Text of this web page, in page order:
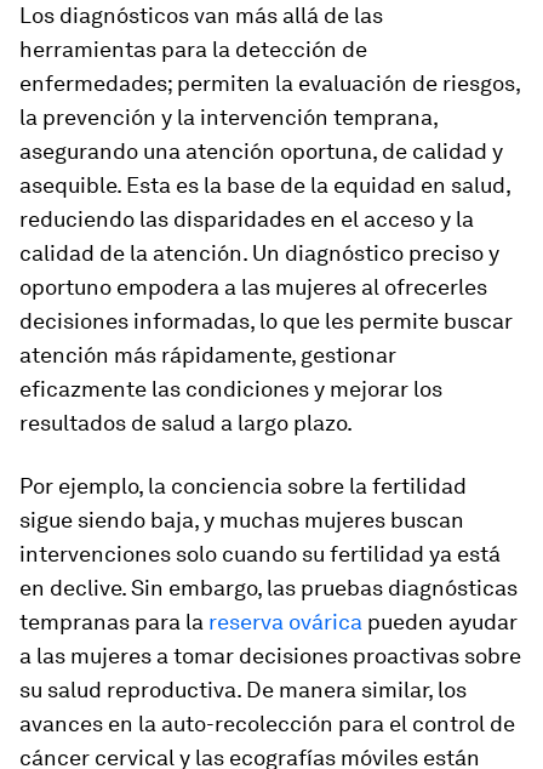
Los diagnósticos van más allá de las
herramientas para la detección de
enfermedades; permiten la evaluación de riesgos,
la prevención y la intervención temprana,
asegurando una atención oportuna, de calidad y
asequible. Esta es la base de la equidad en salud,
reduciendo las disparidades en el acceso y la
calidad de la atención. Un diagnóstico preciso y
oportuno empodera a las mujeres al ofrecerles
decisiones informadas, lo que les permite buscar
atención más rápidamente, gestionar
eficazmente las condiciones y mejorar los
resultados de salud a largo plazo.
Por ejemplo, la conciencia sobre la fertilidad
sigue siendo baja, y muchas mujeres buscan
intervenciones solo cuando su fertilidad ya está
en declive. Sin embargo, las pruebas diagnósticas
tempranas para la reserva ovárica pueden ayudar
a las mujeres a tomar decisiones proactivas sobre
su salud reproductiva. De manera similar, los
avances en la auto-recolección para el control de
cáncer cervical y las ecografías móviles están